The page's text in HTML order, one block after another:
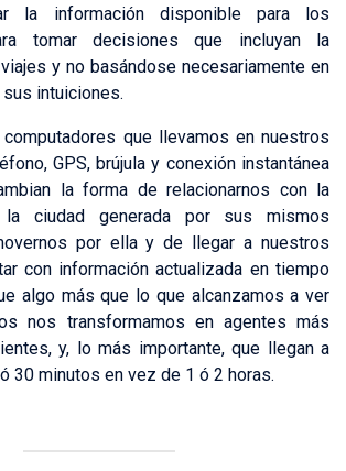
la información disponible para los
tomar decisiones que incluyan la
y no basándose necesariamente en
intuiciones.
que llevamos en nuestros
GPS, brújula y conexión instantánea
la forma de relacionarnos con la
la ciudad generada por sus mismos
por ella y de llegar a nuestros
con información actualizada en tiempo
algo más que lo que alcanzamos a ver
nos transformamos en agentes más
y, lo más importante, que llegan a
30 minutos en vez de 1 ó 2 horas.